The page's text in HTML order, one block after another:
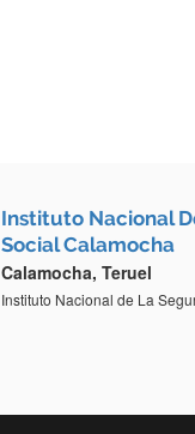
Instituto Nacional
Social Calamocha
Calamocha, Teruel
Instituto Nacional de La